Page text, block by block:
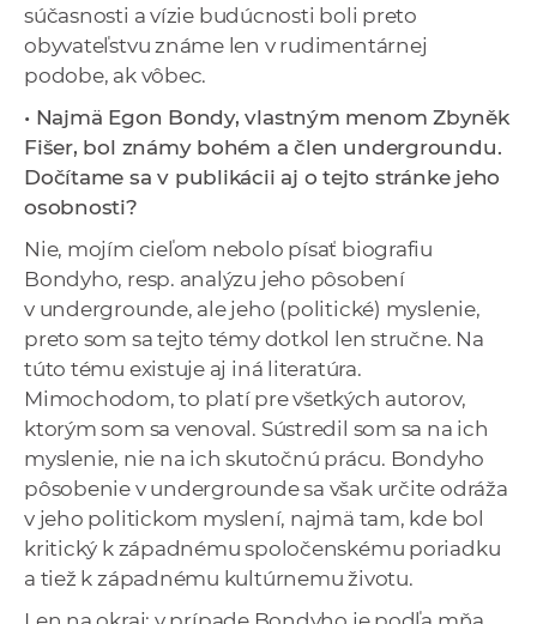
súčasnosti a vízie budúcnosti boli preto
obyvateľstvu známe len v rudimentárnej
podobe, ak vôbec.
• Najmä Egon Bondy, vlastným menom Zbyněk
Fišer, bol známy bohém a člen undergroundu.
Dočítame sa v publikácii aj o tejto stránke jeho
osobnosti?
Nie, mojím cieľom nebolo písať biografiu
Bondyho, resp. analýzu jeho pôsobení
v undergrounde, ale jeho (politické) myslenie,
preto som sa tejto témy dotkol len stručne. Na
túto tému existuje aj iná literatúra.
Mimochodom, to platí pre všetkých autorov,
ktorým som sa venoval. Sústredil som sa na ich
myslenie, nie na ich skutočnú prácu. Bondyho
pôsobenie v undergrounde sa však určite odráža
v jeho politickom myslení, najmä tam, kde bol
kritický k západnému spoločenskému poriadku
a tiež k západnému kultúrnemu životu.